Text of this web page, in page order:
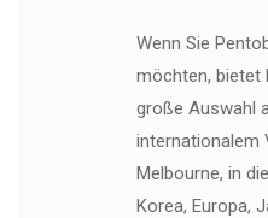
Wenn Sie
möchten, bietet
große Auswahl
internationalem
Melbourne, in
Korea, Europa,